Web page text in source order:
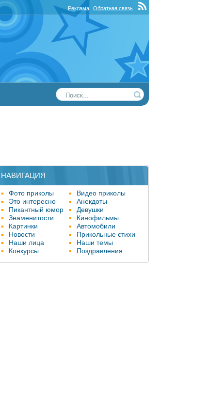
НАВИГАЦИЯ
Фото приколы
Видео приколы
Это интересно
Анекдоты
Пикантный юмор
Девушки
Знаменитости
Кинофильмы
Картинки
Автомобили
Новости
Прикольные стихи
Наши лица
Наши темы
Конкурсы
Поздравления
Реклама Обратная связь